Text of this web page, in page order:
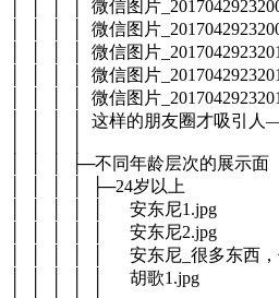
│ │ │ │ 微信图片
│ │ │ │ 微信图片
│ │ │ │ 微信图片
│ │ │ │ 微信图片
│ │ │ │ 微信图片
│ │ │ │ 这样的朋友圈才吸引
│ │ │ ├─不同年龄层次的展示面
│ │ │ │ ├─24岁以上
│ │ │ │ │ 安东尼1.jpg
│ │ │ │ │ 安东尼2.jpg
│ │ │ │ │ 安东尼_很多东西，
│ │ │ │ │ 胡歌1.jpg